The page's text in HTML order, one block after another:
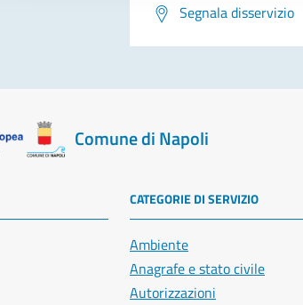
Segnala disservizio
Comune di Napoli
CATEGORIE DI SERVIZIO
Ambiente
Anagrafe e stato civile
Autorizzazioni